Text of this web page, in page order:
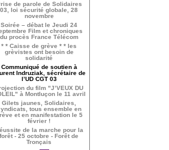
de parole de Solidaires
03, loi sécurité globale, 28
novembre
Soirée – débat le Jeudi 24
Film et chroniques
du procès France Télécom
* * Caisse de grève * * les
grèvistes ont besoin de
solidarité
Communiqué de soutien à
Indruziak, sécrétaire de
l’UD CGT 03
du film "J’VEUX DU
à Montluçon le 11 avril
Gilets jaunes, Solidaires,
tous ensemble en
et en manifestation le 5
février !
de la marche pour la
forêt - 25 octobre - Forêt de
Tronçais